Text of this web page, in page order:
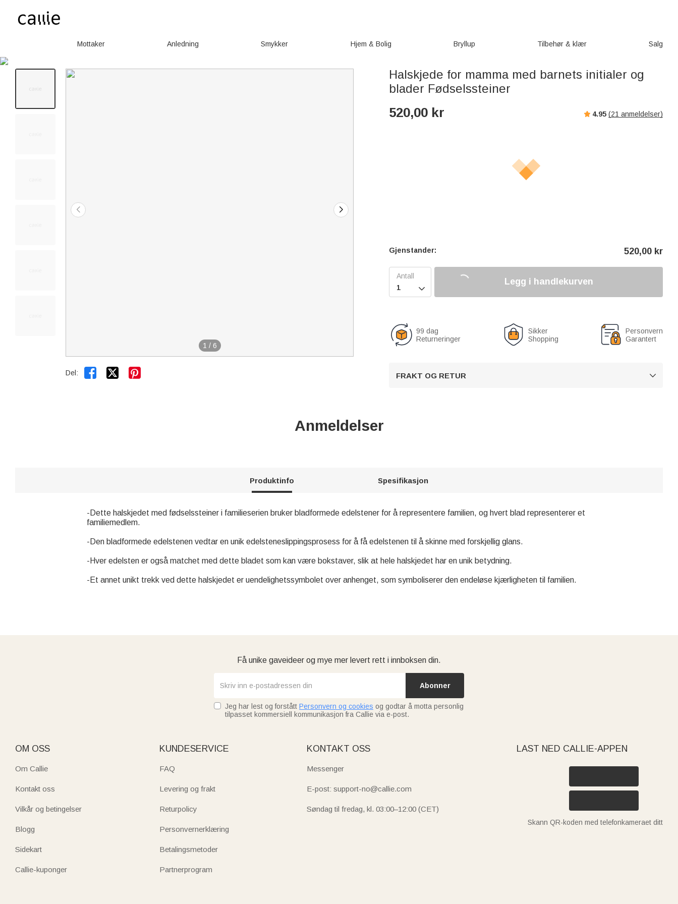
Mottaker Anledning Smykker Hjem & Bolig Bryllup Tilbehør & klær Salg
1 / 6
Del:  
Halskjede for mamma med barnets initialer og
blader Fødselssteiner
520,00 kr 4.95 (21 anmeldelser)
Gjenstander: 520,00 kr

Legg i handlekurven
99 dag
Returneringer
Sikker
Shopping
Personvern
Garantert
FRAKT OG RETUR 
Anmeldelser
Produktinfo Spesifikasjon
-Dette halskjedet med fødselssteiner i familieserien bruker bladformede edelstener for å representere familien, og hvert blad representerer et
familiemedlem.
-Den bladformede edelstenen vedtar en unik edelsteneslippingsprosess for å få edelstenen til å skinne med forskjellig glans.
-Hver edelsten er også matchet med dette bladet som kan være bokstaver, slik at hele halskjedet har en unik betydning.
-Et annet unikt trekk ved dette halskjedet er uendelighetssymbolet over anhenget, som symboliserer den endeløse kjærligheten til familien.
Få unike gaveideer og mye mer levert rett i innboksen din.
Abonner
Jeg har lest og forstått Personvern og cookies og godtar å motta personlig
tilpasset kommersiell kommunikasjon fra Callie via e-post.
OM OSS
Om Callie
Kontakt oss
Vilkår og betingelser
Blogg
Sidekart
Callie-kuponger
KUNDESERVICE
FAQ
Levering og frakt
Returpolicy
Personvernerklæring
Betalingsmetoder
Partnerprogram
KONTAKT OSS
Messenger
E-post: support-no@callie.com
Søndag til fredag, kl. 03:00–12:00 (CET)
LAST NED CALLIE-APPEN
Skann QR-koden med telefonkameraet ditt